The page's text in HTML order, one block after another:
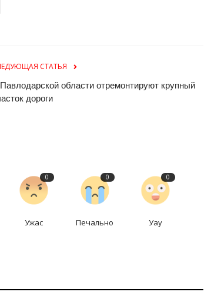
СТАТЬЯ
области отремонтируют крупный
дороги
0
Ужас
0
Печально
0
Уау